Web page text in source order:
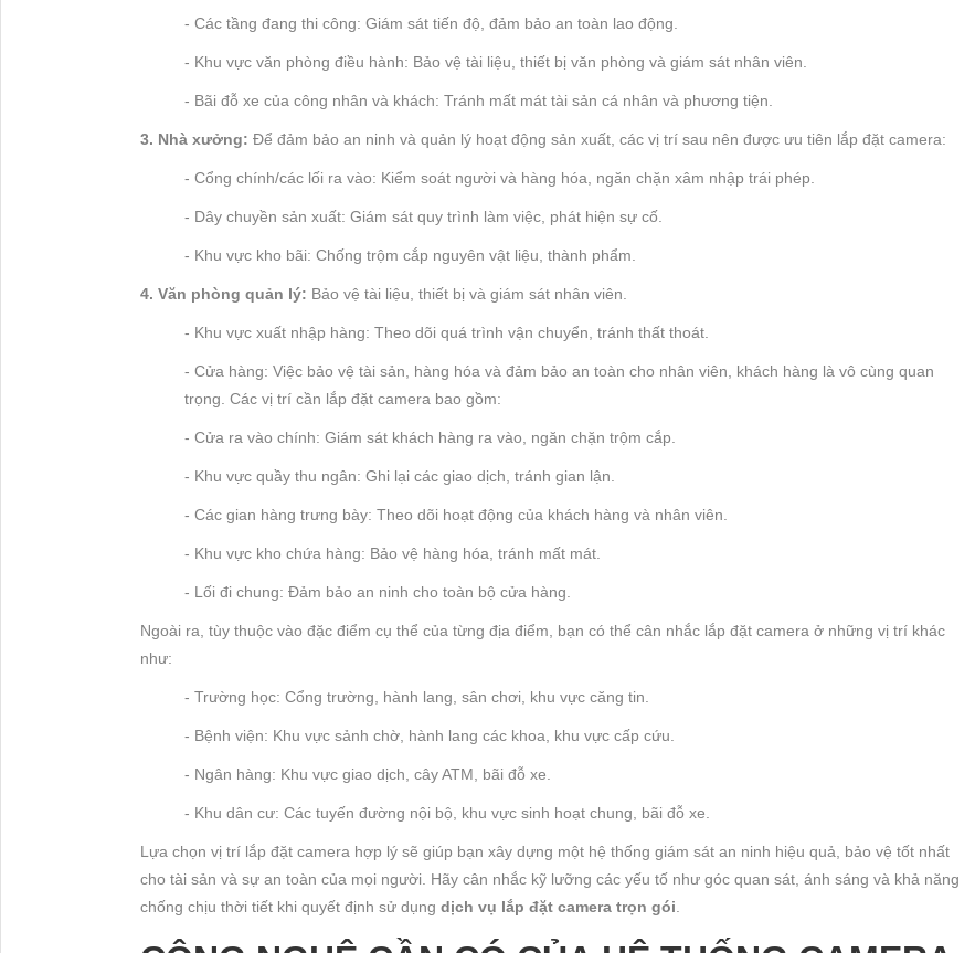
- Các tầng đang thi công: Giám sát tiến độ, đảm bảo an toàn lao động.
- Khu vực văn phòng điều hành: Bảo vệ tài liệu, thiết bị văn phòng và giám sát nhân viên.
- Bãi đỗ xe của công nhân và khách: Tránh mất mát tài sản cá nhân và phương tiện.
3. Nhà xưởng: Để đảm bảo an ninh và quản lý hoạt động sản xuất, các vị trí sau nên được ưu tiên lắp đặt camera:
- Cổng chính/các lối ra vào: Kiểm soát người và hàng hóa, ngăn chặn xâm nhập trái phép.
- Dây chuyền sản xuất: Giám sát quy trình làm việc, phát hiện sự cố.
- Khu vực kho bãi: Chống trộm cắp nguyên vật liệu, thành phẩm.
4. Văn phòng quản lý: Bảo vệ tài liệu, thiết bị và giám sát nhân viên.
- Khu vực xuất nhập hàng: Theo dõi quá trình vận chuyển, tránh thất thoát.
- Cửa hàng: Việc bảo vệ tài sản, hàng hóa và đảm bảo an toàn cho nhân viên, khách hàng là vô cùng quan
trọng. Các vị trí cần lắp đặt camera bao gồm:
- Cửa ra vào chính: Giám sát khách hàng ra vào, ngăn chặn trộm cắp.
- Khu vực quầy thu ngân: Ghi lại các giao dịch, tránh gian lận.
- Các gian hàng trưng bày: Theo dõi hoạt động của khách hàng và nhân viên.
- Khu vực kho chứa hàng: Bảo vệ hàng hóa, tránh mất mát.
- Lối đi chung: Đảm bảo an ninh cho toàn bộ cửa hàng.
Ngoài ra, tùy thuộc vào đặc điểm cụ thể của từng địa điểm, bạn có thể cân nhắc lắp đặt camera ở những vị trí khác
như:
- Trường học: Cổng trường, hành lang, sân chơi, khu vực căng tin.
- Bệnh viện: Khu vực sảnh chờ, hành lang các khoa, khu vực cấp cứu.
- Ngân hàng: Khu vực giao dịch, cây ATM, bãi đỗ xe.
- Khu dân cư: Các tuyến đường nội bộ, khu vực sinh hoạt chung, bãi đỗ xe.
Lựa chọn vị trí lắp đặt camera hợp lý sẽ giúp bạn xây dựng một hệ thống giám sát an ninh hiệu quả, bảo vệ tốt nhất
cho tài sản và sự an toàn của mọi người. Hãy cân nhắc kỹ lưỡng các yếu tố như góc quan sát, ánh sáng và khả năng
chống chịu thời tiết khi quyết định sử dụng dịch vụ lắp đặt camera trọn gói.